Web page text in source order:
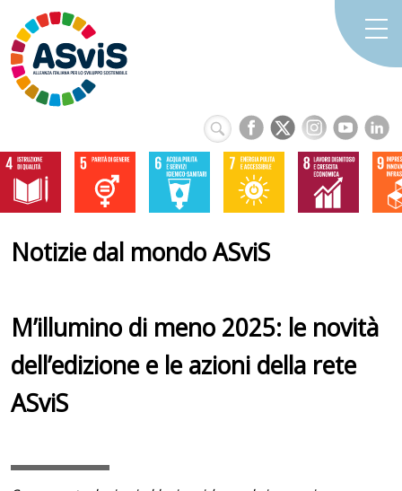
Notizie dal mondo ASviS
M’illumino di meno 2025: le novità
dell’edizione e le azioni della rete
ASviS